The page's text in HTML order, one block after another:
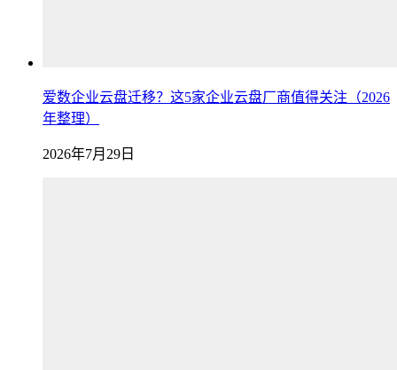
爱数企业云盘迁移？这5家企业云盘厂商值得关注（2026
年整理）
2026年7月29日